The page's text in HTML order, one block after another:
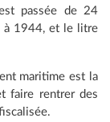
passée de 24
à 1944, et le litre
maritime est la
faire rentrer des